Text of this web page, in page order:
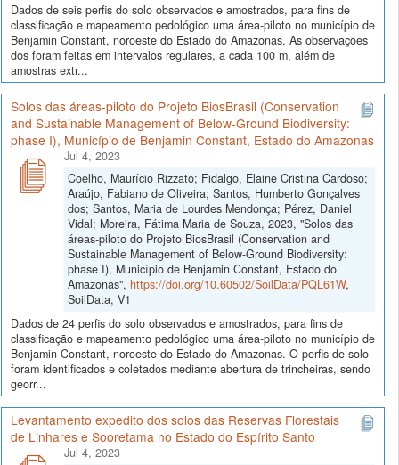
Dados de seis perfis do solo observados e amostrados, para fins de
classificação e mapeamento pedológico uma área-piloto no município de
Benjamin Constant, noroeste do Estado do Amazonas. As observações
dos foram feitas em intervalos regulares, a cada 100 m, além de
amostras extr...
Solos das áreas-piloto do Projeto BiosBrasil (Conservation
and Sustainable Management of Below-Ground Biodiversity:
phase I), Município de Benjamin Constant, Estado do Amazonas
Jul 4, 2023
Coelho, Maurício Rizzato; Fidalgo, Elaine Cristina Cardoso;
Araújo, Fabiano de Oliveira; Santos, Humberto Gonçalves
dos; Santos, Maria de Lourdes Mendonça; Pérez, Daniel
Vidal; Moreira, Fátima Maria de Souza, 2023, "Solos das
áreas-piloto do Projeto BiosBrasil (Conservation and
Sustainable Management of Below-Ground Biodiversity:
phase I), Município de Benjamin Constant, Estado do
Amazonas", https://doi.org/10.60502/SoilData/PQL61W,
SoilData, V1
Dados de 24 perfis do solo observados e amostrados, para fins de
classificação e mapeamento pedológico uma área-piloto no município de
Benjamin Constant, noroeste do Estado do Amazonas. O perfis de solo
foram identificados e coletados mediante abertura de trincheiras, sendo
georr...
Levantamento expedito dos solos das Reservas Florestais
de Linhares e Sooretama no Estado do Espírito Santo
Jul 4, 2023